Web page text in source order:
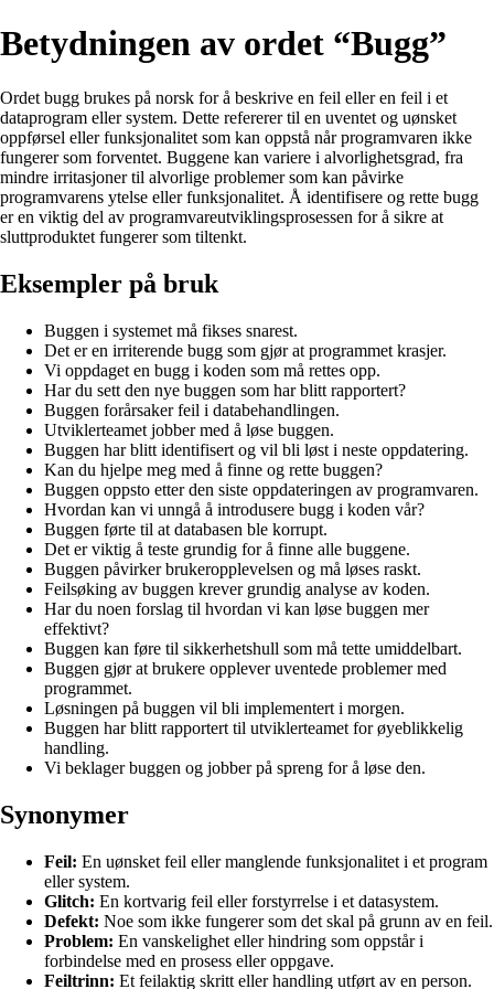
Betydningen av ordet “Bugg”
Ordet bugg brukes på norsk for å beskrive en feil eller en feil i et
dataprogram eller system. Dette refererer til en uventet og uønsket
oppførsel eller funksjonalitet som kan oppstå når programvaren ikke
fungerer som forventet. Buggene kan variere i alvorlighetsgrad, fra
mindre irritasjoner til alvorlige problemer som kan påvirke
programvarens ytelse eller funksjonalitet. Å identifisere og rette bugg
er en viktig del av programvareutviklingsprosessen for å sikre at
sluttproduktet fungerer som tiltenkt.
Eksempler på bruk
Buggen i systemet må fikses snarest.
Det er en irriterende bugg som gjør at programmet krasjer.
Vi oppdaget en bugg i koden som må rettes opp.
Har du sett den nye buggen som har blitt rapportert?
Buggen forårsaker feil i databehandlingen.
Utviklerteamet jobber med å løse buggen.
Buggen har blitt identifisert og vil bli løst i neste oppdatering.
Kan du hjelpe meg med å finne og rette buggen?
Buggen oppsto etter den siste oppdateringen av programvaren.
Hvordan kan vi unngå å introdusere bugg i koden vår?
Buggen førte til at databasen ble korrupt.
Det er viktig å teste grundig for å finne alle buggene.
Buggen påvirker brukeropplevelsen og må løses raskt.
Feilsøking av buggen krever grundig analyse av koden.
Har du noen forslag til hvordan vi kan løse buggen mer
effektivt?
Buggen kan føre til sikkerhetshull som må tette umiddelbart.
Buggen gjør at brukere opplever uventede problemer med
programmet.
Løsningen på buggen vil bli implementert i morgen.
Buggen har blitt rapportert til utviklerteamet for øyeblikkelig
handling.
Vi beklager buggen og jobber på spreng for å løse den.
Synonymer
Feil: En uønsket feil eller manglende funksjonalitet i et program
eller system.
Glitch: En kortvarig feil eller forstyrrelse i et datasystem.
Defekt: Noe som ikke fungerer som det skal på grunn av en feil.
Problem: En vanskelighet eller hindring som oppstår i
forbindelse med en prosess eller oppgave.
Feiltrinn: Et feilaktig skritt eller handling utført av en person.